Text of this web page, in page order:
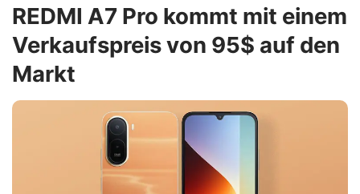
REDMI A7 Pro kommt mit einem
Verkaufspreis von 95$ auf den
Markt